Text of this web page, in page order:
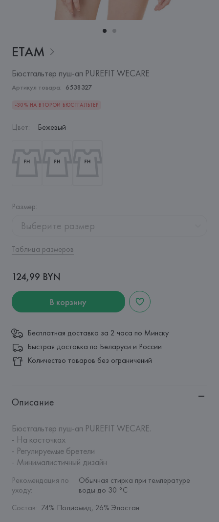
ETAM
Бюстгальтер пуш-ап PUREFIT WECARE
Артикул товара: 6538327
-30% НА ВТОРОЙ БЮСТГАЛЬТЕР
Цвет: Бежевый
Размер:
Выберите размер
Таблица размеров
124,99 BYN
В корзину
Бесплатная доставка за 2 часа по Минску
Быстрая доставка по Беларуси и России
Количество товаров без ограничений
Описание
Бюстгальтер пуш-ап PUREFIT WECARE.
- На косточках
- Регулируемые бретели
- Минималистичный дизайн
Рекомендация по
уходу:
Обычная стирка при температуре
воды до 30 °C
Состав: 74% Полиамид, 26% Эластан